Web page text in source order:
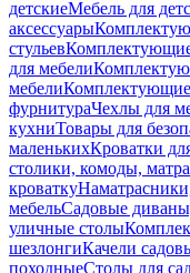
детскиеМебель для
аксессуары
стульевКомплектующие
для мебели
мебелиКомплектующие
фурнитураЧехлы для
кухниТовары для
маленькихКроватки
столики, комоды,
кроватку
мебельСадовые
уличные столы
шезлонгиКачели
походныеСтолы для